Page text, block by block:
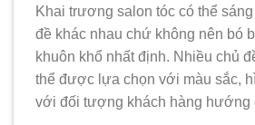
Khai trương salon tóc có thể
đề khác nhau chứ không nên bó
khuôn khổ nhất định. Nhiều chủ
thể được lựa chọn với màu sắc,
với đối tượng khách hàng hướng